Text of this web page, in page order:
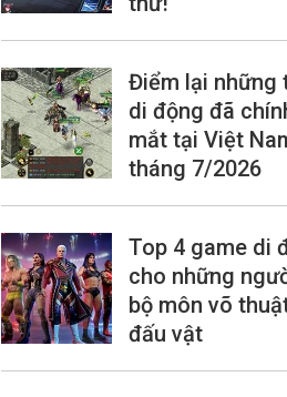
Điểm lại những
di động đã
mắt tại Việt
tháng 7/2026
Top 4 game di
cho những
bộ môn võ
đấu vật